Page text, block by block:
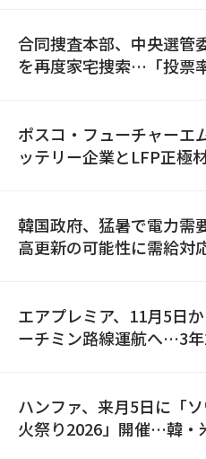
合同捜査本部、中央選管
を再度家宅捜索…「投票
ポスコ・フューチャーエ
ッテリー企業とLFP正極
韓国政府、猛暑で電力需
高更新の可能性に需給対
エアプレミア、11月5日
ーチミン路線運航へ…3
ハンファ、来月5日に「
火祭り2026」開催…韓・